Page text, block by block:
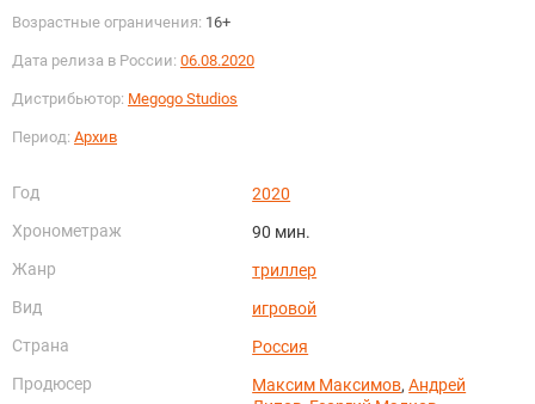
Возрастные ограничения: 16+
Дата релиза в России: 06.08.2020
Дистрибьютор: Megogo Studios
Период: Архив
Год
2020
Хронометраж
90 мин.
Жанр
триллер
Вид
игровой
Страна
Россия
Продюсер
Максим Максимов,Андрей